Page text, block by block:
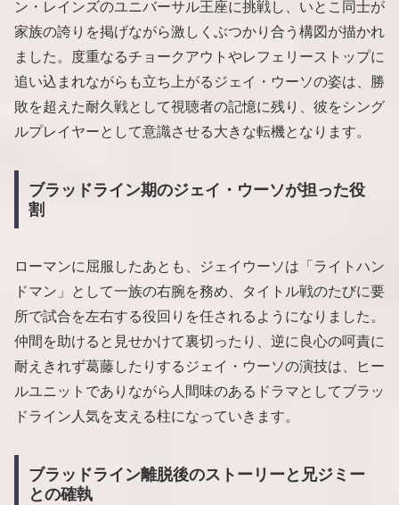
ン・レインズのユニバーサル王座に挑戦し、いとこ同士が
家族の誇りを掲げながら激しくぶつかり合う構図が描かれ
ました。度重なるチョークアウトやレフェリーストップに
追い込まれながらも立ち上がるジェイ・ウーソの姿は、勝
敗を超えた耐久戦として視聴者の記憶に残り、彼をシング
ルプレイヤーとして意識させる大きな転機となります。
ブラッドライン期のジェイ・ウーソが担った役
割
ローマンに屈服したあとも、ジェイウーソは「ライトハン
ドマン」として一族の右腕を務め、タイトル戦のたびに要
所で試合を左右する役回りを任されるようになりました。
仲間を助けると見せかけて裏切ったり、逆に良心の呵責に
耐えきれず葛藤したりするジェイ・ウーソの演技は、ヒー
ルユニットでありながら人間味のあるドラマとしてブラッ
ドライン人気を支える柱になっていきます。
ブラッドライン離脱後のストーリーと兄ジミー
との確執